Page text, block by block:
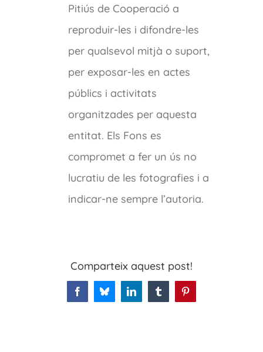
Pitiús de Cooperació a
reproduir-les i difondre-les
per qualsevol mitjà o suport,
per exposar-les en actes
públics i activitats
organitzades per aquesta
entitat. Els Fons es
compromet a fer un ús no
lucratiu de les fotografies i a
indicar-ne sempre l’autoria.
Comparteix aquest post!
FacebookBlueskyLinkedInTumblrPinterest